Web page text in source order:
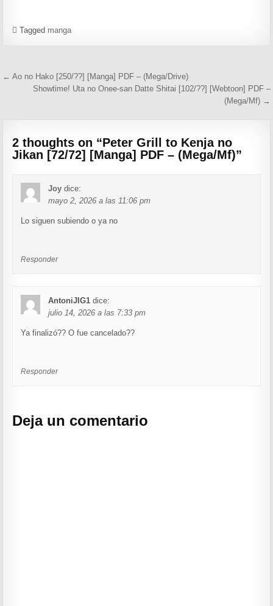
Tagged manga
Navegación de entradas
← Ao no Hako [250/??] [Manga] PDF – (Mega/Drive)
Showtime! Uta no Onee-san Datte Shitai [102/??] [Webtoon] PDF –
(Mega/Mf) →
2 thoughts on “Peter Grill to Kenja no
Jikan [72/72] [Manga] PDF – (Mega/Mf)”
Joy dice:
mayo 2, 2026 a las 11:06 pm
Lo siguen subiendo o ya no
Responder
AntoniJIG1 dice:
julio 14, 2026 a las 7:33 pm
Ya finalizó?? O fue cancelado??
Responder
Deja un comentario